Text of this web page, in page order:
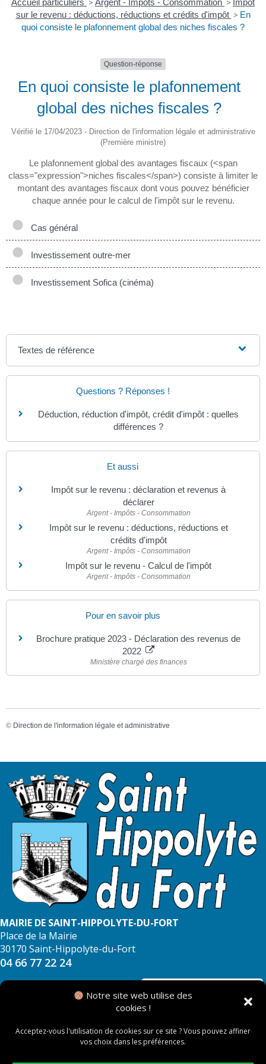
Notre site web utilise des
cookies !
Acceptez-vous l'utilisation de cookies sur ce site ? Vous pouvez affiner
vos choix dans les préférences.
Accueil particuliers > Argent - Impôts - Consommation > Impôt
sur le revenu : déductions, réductions et crédits d'impôt > En
quoi consiste le plafonnement global des niches fiscales ?
Question-réponse
En quoi consiste le plafonnement
global des niches fiscales ?
Vérifié le 17/04/2023 - Direction de l'information légale et administrative
(Première ministre)
Le plafonnement global des avantages fiscaux (<span
class="expression">niches fiscales</span>) consiste à limiter le
montant des avantages fiscaux dont vous pouvez bénéficier
chaque année pour le calcul de l'impôt sur le revenu.
Cas général
Investissement outre-mer
Investissement Sofica (cinéma)
Textes de référence
Questions ? Réponses !
Déduction, réduction d'impôt, crédit d'impôt : quelles
différences ?
Et aussi
Impôt sur le revenu : déclaration et revenus à
déclarer
Argent - Impôts - Consommation
Impôt sur le revenu : déductions, réductions et
crédits d'impôt
Argent - Impôts - Consommation
Impôt sur le revenu - Calcul de l'impôt
Argent - Impôts - Consommation
Pour en savoir plus
Brochure pratique 2023 - Déclaration des revenus de
2022
Ministère chargé des finances
© Direction de l'information légale et administrative
MAIRIE DE SAINT-HIPPOLYTE-DU-FORT
Place de la Mairie
30170 Saint-Hippolyte-du-Fort
04 66 77 22 24
NOUS CONTACTER